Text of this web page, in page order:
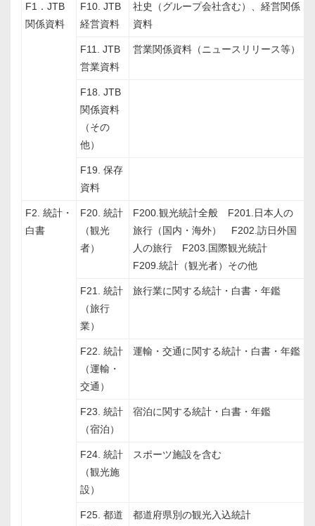
F1．JTB
関係資料
F10. JTB
経営資料
社史（グループ会社含む）、経営関係
資料
F11. JTB
営業資料
営業関係資料（ニュースリリース等）
F18. JTB
関係資料
（その
他）
F19. 保存
資料
F2. 統計・
白書
F20. 統計
（観光
者）
F200.観光統計全般 F201.日本人の
旅行（国内・海外） F202.訪日外国
人の旅行 F203.国際観光統計
F209.統計（観光者）その他
F21. 統計
（旅行
業）
旅行業に関する統計・白書・年鑑
F22. 統計
（運輸・
交通）
運輸・交通に関する統計・白書・年鑑
F23. 統計
（宿泊）
宿泊に関する統計・白書・年鑑
F24. 統計
（観光施
設）
スポーツ施設を含む
F25. 都道
都道府県別の観光入込統計